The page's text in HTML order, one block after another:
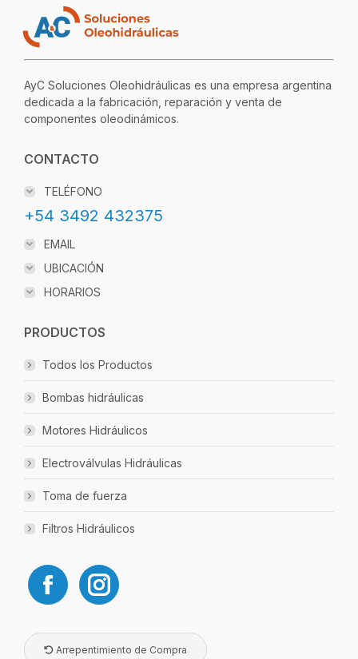
AyC Soluciones Oleohidráulicas es una empresa argentina
dedicada a la fabricación, reparación y venta de
componentes oleodinámicos.
CONTACTO
TELÉFONO
+54 3492 432375
EMAIL
UBICACIÓN
HORARIOS
PRODUCTOS
Todos los Productos
Bombas hidráulicas
Motores Hidráulicos
Electroválvulas Hidráulicas
Toma de fuerza
Filtros Hidráulicos
Arrepentimiento de Compra